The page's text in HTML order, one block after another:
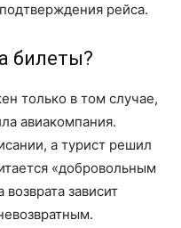
рейса.
билеты?
только в том случае,
авиакомпания.
а турист решил
«добровольным
зависит